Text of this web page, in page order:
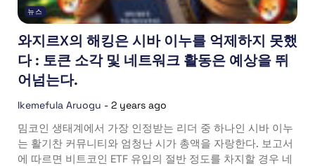
뉴스
와지르X의 해킹은 시바 이누를 억제하지 못했
다 : 토큰 소각 및 네트워크 활동은 예상을 뛰
어넘는다.
Ikemefula Aruogu - 2 years ago
밈코인 생태계에서 가장 인정받는 리더 중 하나인 시바 이누
는 활기찬 커뮤니티와 엄청난 시가 총액을 자랑한다. 보고서
에 따르면 비트코인 ETF 유입의 절반 정도를 차지할 경우 네